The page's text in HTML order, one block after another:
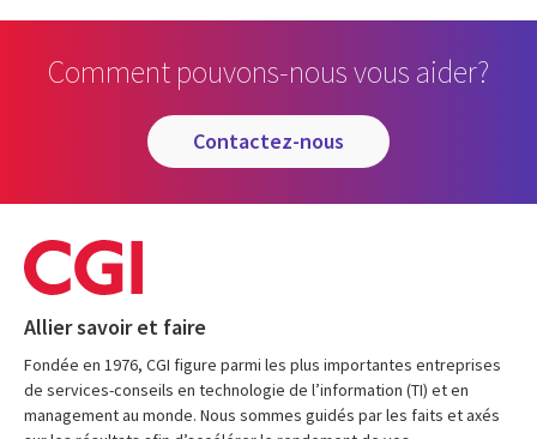
Comment pouvons-nous vous aider?
contactez-nous
Allier savoir et faire
Fondée en 1976, CGI figure parmi les plus importantes entreprises
de services-conseils en technologie de l’information (TI) et en
management au monde. Nous sommes guidés par les faits et axés